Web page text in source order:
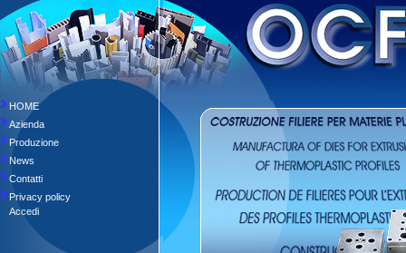
HOME
Azienda
Produzione
News
Contatti
Privacy policy
Accedi